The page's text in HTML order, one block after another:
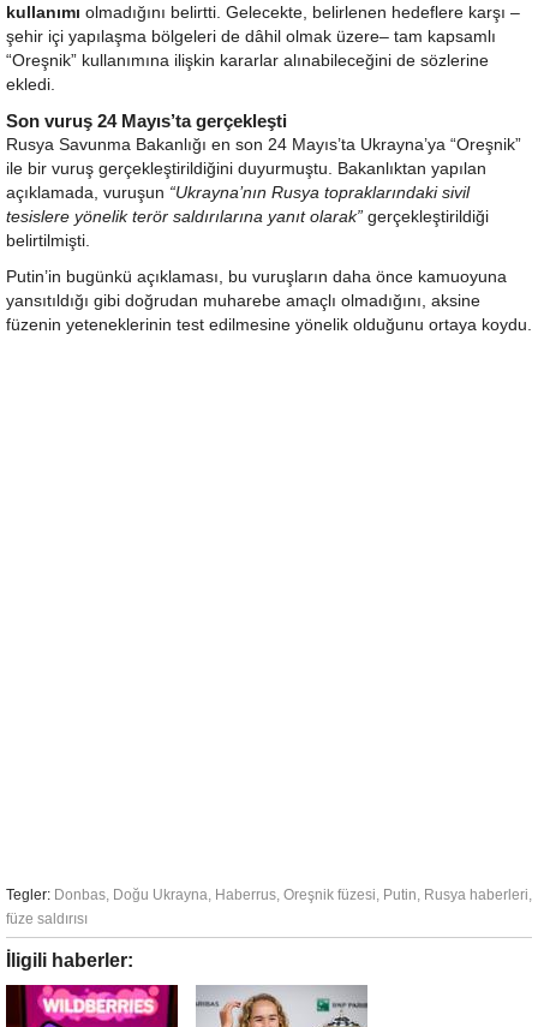
kullanımı olmadığını belirtti. Gelecekte, belirlenen hedeflere karşı –
şehir içi yapılaşma bölgeleri de dâhil olmak üzere– tam kapsamlı
“Oreşnik” kullanımına ilişkin kararlar alınabileceğini de sözlerine
ekledi.
Son vuruş 24 Mayıs’ta gerçekleşti
Rusya Savunma Bakanlığı en son 24 Mayıs’ta Ukrayna’ya “Oreşnik”
ile bir vuruş gerçekleştirildiğini duyurmuştu. Bakanlıktan yapılan
açıklamada, vuruşun “Ukrayna’nın Rusya topraklarındaki sivil
tesislere yönelik terör saldırılarına yanıt olarak” gerçekleştirildiği
belirtilmişti.
Putin’in bugünkü açıklaması, bu vuruşların daha önce kamuoyuna
yansıtıldığı gibi doğrudan muharebe amaçlı olmadığını, aksine
füzenin yeteneklerinin test edilmesine yönelik olduğunu ortaya koydu.
Tegler: Donbas, Doğu Ukrayna, Haberrus, Oreşnik füzesi, Putin, Rusya haberleri,
füze saldırısı
İligili haberler: